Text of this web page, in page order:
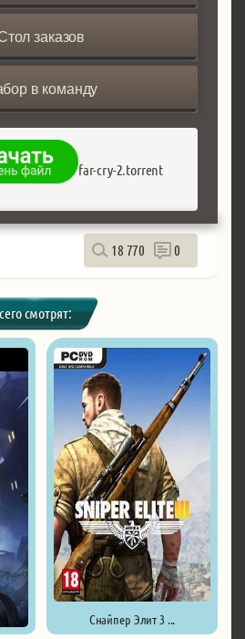
заказов
в команду
far-cry-2.torrent
18 770 0
смотрят:
Снайпер Элит 3 ...